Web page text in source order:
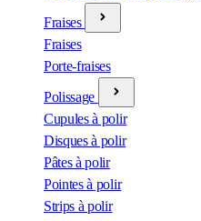
Fraises
Fraises
Porte-fraises
Polissage
Cupules à polir
Disques à polir
Pâtes à polir
Pointes à polir
Strips à polir